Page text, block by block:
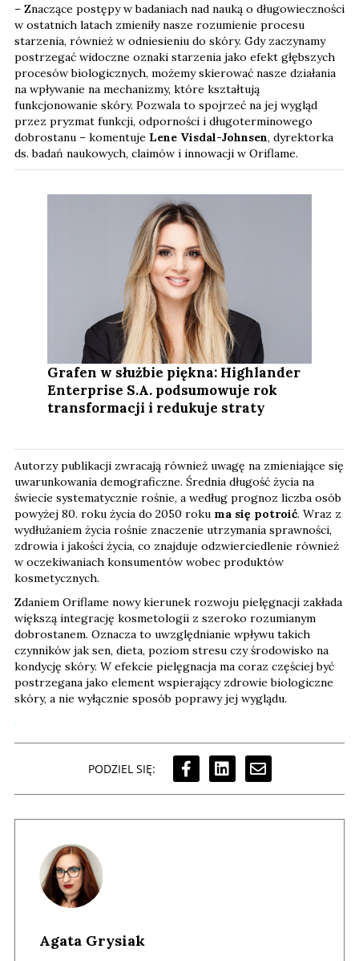
– Znaczące postępy w badaniach nad nauką o długowieczności
w ostatnich latach zmieniły nasze rozumienie procesu
starzenia, również w odniesieniu do skóry. Gdy zaczynamy
postrzegać widoczne oznaki starzenia jako efekt głębszych
procesów biologicznych, możemy skierować nasze działania
na wpływanie na mechanizmy, które kształtują
funkcjonowanie skóry. Pozwala to spojrzeć na jej wygląd
przez pryzmat funkcji, odporności i długoterminowego
dobrostanu – komentuje Lene Visdal-Johnsen, dyrektorka
ds. badań naukowych, claimów i innowacji w Oriflame.
Grafen w służbie piękna: Highlander
Enterprise S.A. podsumowuje rok
transformacji i redukuje straty
Autorzy publikacji zwracają również uwagę na zmieniające się
uwarunkowania demograficzne. Średnia długość życia na
świecie systematycznie rośnie, a według prognoz liczba osób
powyżej 80. roku życia do 2050 roku ma się potroić. Wraz z
wydłużaniem życia rośnie znaczenie utrzymania sprawności,
zdrowia i jakości życia, co znajduje odzwierciedlenie również
w oczekiwaniach konsumentów wobec produktów
kosmetycznych.
Zdaniem Oriflame nowy kierunek rozwoju pielęgnacji zakłada
większą integrację kosmetologii z szeroko rozumianym
dobrostanem. Oznacza to uwzględnianie wpływu takich
czynników jak sen, dieta, poziom stresu czy środowisko na
kondycję skóry. W efekcie pielęgnacja ma coraz częściej być
postrzegana jako element wspierający zdrowie biologiczne
skóry, a nie wyłącznie sposób poprawy jej wyglądu.
PODZIEL SIĘ:
Agata Grysiak